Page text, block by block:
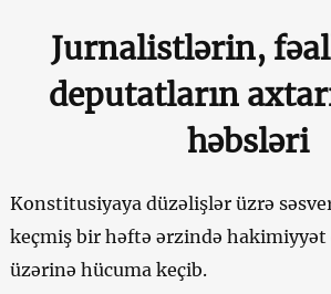
Jurnalistlərin,
deputatların
həbsləri
Konstitusiyaya düzəlişlər üzrə
keçmiş bir həftə ərzində
üzərinə hücuma keçib.